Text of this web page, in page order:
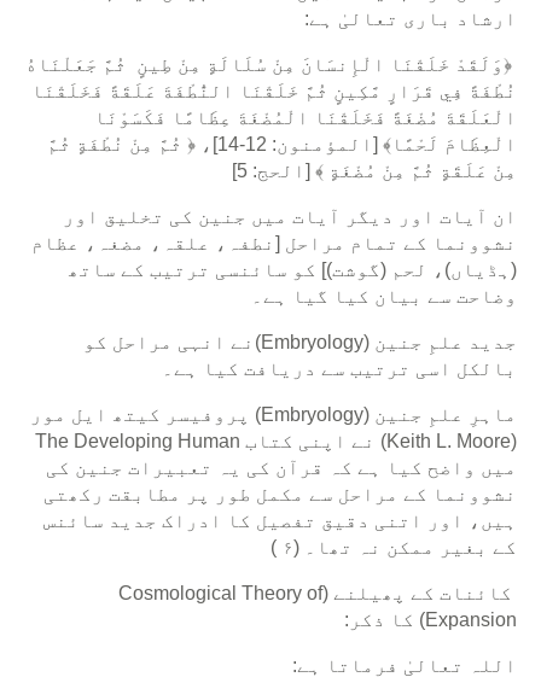
ارشاد باری تعالیٰ ہے:
﴿وَلَقَدْ خَلَقْنَا الْإِنسَانَ مِنْ سُلَالَةٍ مِنْ طِينٍ ثُمَّ جَعَلْنَاهُ
نُطْفَةً فِي قَرَارٍ مَّكِينٍ ثُمَّ خَلَقْنَا النُّطْفَةَ عَلَقَةً فَخَلَقْنَا
الْعَلَقَةَ مُضْغَةً فَخَلَقْنَا الْمُضْغَةَ عِظَامًا فَكَسَوْنَا
الْعِظَامَ لَحْمًا﴾ [المؤمنون: 12-14]، ﴿ ثُمَّ مِنْ نُطْفَةٍ ثُمَّ
مِنْ عَلَقَةٍ ثُمَّ مِنْ مُضْغَةٍ ﴾ [الحج: 5]
ان آیات اور دیگر آیات میں جنین کی تخلیق اور
نشوونما کے تمام مراحل [نطفہ، علقہ، مضغہ، عظام
(ہڈیاں)، لحم (گوشت)] کو سائنسی ترتیب کے ساتھ
وضاحت سے بیان کیا گیا ہے۔
جدید علمِ جنین (Embryology)نے انہی مراحل کو
بالکل اسی ترتیب سے دریافت کیا ہے۔
ماہرِ علمِ جنین (Embryology) پروفیسر کیتھ ایل مور
میں واضح کیا ہے کہ قرآن کی یہ تعبیرات جنین کی
نشوونما کے مراحل سے مکمل طور پر مطابقت رکھتی
ہیں، اور اتنی دقیق تفصیل کا ادراک جدید سائنس
کے بغیر ممکن نہ تھا۔ (۶ )
کائنات کے پھیلنے (Cosmological Theory of
Expansion) کا ذکر:
اللہ تعالیٰ فرماتا ہے: